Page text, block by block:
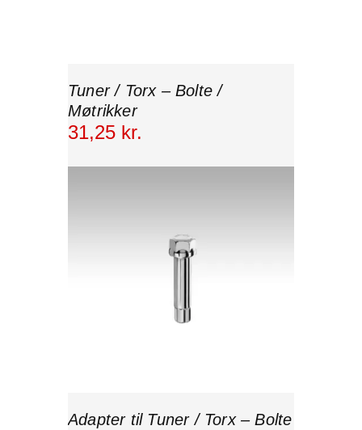
Tuner / Torx – Bolte /
Møtrikker
31,25 kr.
Adapter til Tuner / Torx – Bolte